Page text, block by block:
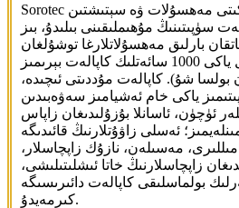
Sorotec ماشىنىسازلىق شىركىتى مەھسۇلات ۋە سېتىشتىن
سۈپىتىنىڭ مۇھىملىقىنى بىلىدۇ، بىز
بارلىق مەھسۇلاتلارغا توشۇلغان
كۈندىن باشلاپ بىر يىل ياكى 1000 سائەتلىك كاپالەت بېرىمىز
شۇ). كاپالەت مۇددىتى ئىچىدە،
ياكى خام ئەشيامىز سەۋەبىدىن
ئۈچۈن، ئاسانلا بۇزۇلىدىغان زاپاس
ئەسلى زاۋۇتلارنىڭ قائىدىگە
مەسىلەن، نازۇك زاپچاسلار،
زاپچاسلارنىڭ خاتا ئىشلىتىلىشى،
بولماسلىقى كاپالەت دائىرىسىگە
كىرمەيدۇ.